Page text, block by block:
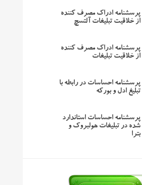
پرسشنامه ادراک مصرف کننده
از خلاقیت تبلیغات آلتسچ
پرسشنامه ادراک مصرف کننده
از خلاقیت تبلیغات
پرسشنامه احساسات در رابطه با
تبلیغ ادل و بورکه
پرسشنامه احساسات استاندارد
شده در تبلیغات هولبروک و
بترا